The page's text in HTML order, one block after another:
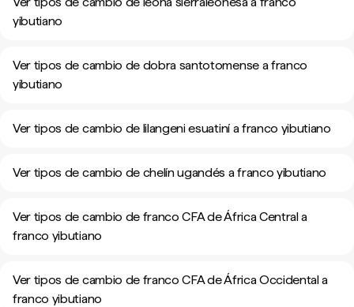
yibutiano
Ver tipos de cambio de dobra santotomense a franco
yibutiano
Ver tipos de cambio de lilangeni esuatiní a franco yibutiano
Ver tipos de cambio de chelín ugandés a franco yibutiano
Ver tipos de cambio de franco CFA de África Central a
franco yibutiano
Ver tipos de cambio de franco CFA de África Occidental a
franco yibutiano